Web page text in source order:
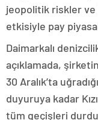
jeopolitik riskler ve
etkisiyle pay
Daimarkalı
açıklamada,
30 Aralık’ta
duyuruya kadar
tüm geçişleri